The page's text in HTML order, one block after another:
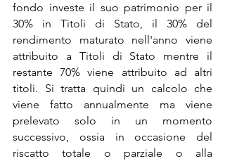
fondo investe il suo patrimonio per il
30% in Titoli di Stato, il 30% del
rendimento maturato nell'anno viene
attribuito a Titoli di Stato mentre il
restante 70% viene attribuito ad altri
titoli. Si tratta quindi un calcolo che
viene fatto annualmente ma viene
prelevato solo in un momento
successivo, ossia in occasione del
riscatto totale o parziale o alla